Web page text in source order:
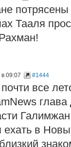
Тааля
09:07 #1444
все
в